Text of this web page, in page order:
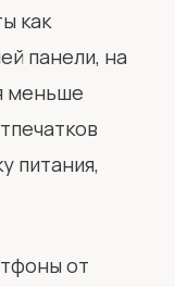
как
панели, на
меньше
питания,
от